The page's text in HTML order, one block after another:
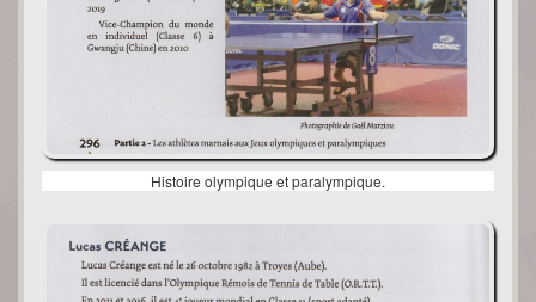
Histoire olympique et paralympique.